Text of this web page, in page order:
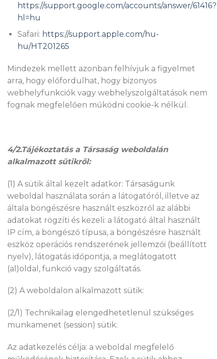
https://support.google.com/accounts/answer/61416?
hl=hu
Safari: https://support.apple.com/hu-
hu/HT201265
Mindezek mellett azonban felhívjuk a figyelmet
arra, hogy előfordulhat, hogy bizonyos
webhelyfunkciók vagy webhelyszolgáltatások nem
fognak megfelelően működni cookie-k nélkül.
4/2.Tájékoztatás a Társaság weboldalán
alkalmazott sütikről:
(1) A sütik által kezelt adatkör: Társaságunk
weboldal használata során a látogatóról, illetve az
általa böngészésre használt eszközről az alábbi
adatokat rögzíti és kezeli: a látogató által használt
IP cím, a böngésző típusa, a böngészésre használt
eszköz operációs rendszerének jellemzői (beállított
nyelv), látogatás időpontja, a meglátogatott
(al)oldal, funkció vagy szolgáltatás.
(2) A weboldalon alkalmazott sütik:
(2/1) Technikailag elengedhetetlenül szükséges
munkamenet (session) sütik:
Az adatkezelés célja: a weboldal megfelelő